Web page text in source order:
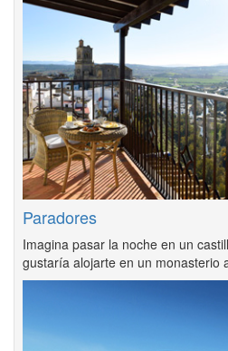
Paradores
Imagina pasar la noche en un
gustaría alojarte en un monasterio